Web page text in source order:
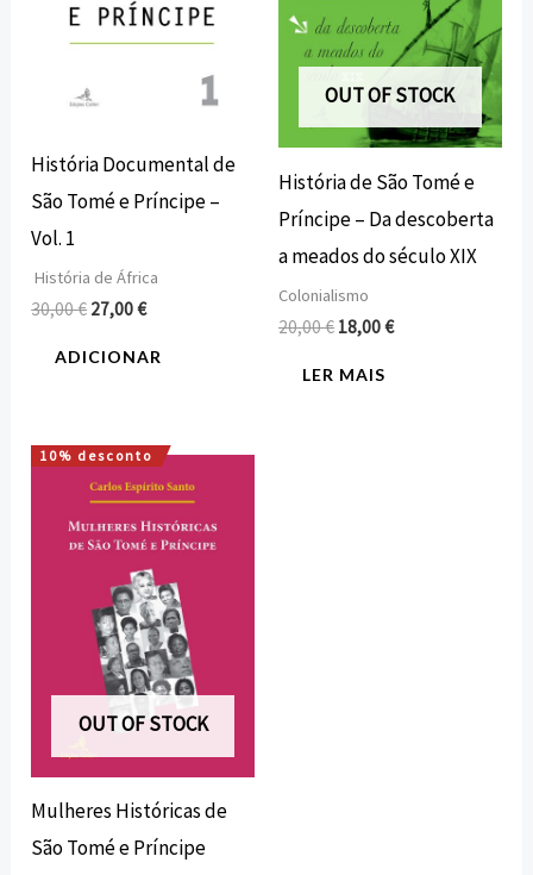
História Documental de
São Tomé e Príncipe –
Vol. 1
História de África
30,00€ 27,00€
ADICIONAR
OUT OF STOCK
História de São Tomé e
Príncipe – Da descoberta
a meados do século XIX
Colonialismo
20,00€ 18,00€
LER MAIS
10% desconto
OUT OF STOCK
Mulheres Históricas de
São Tomé e Príncipe
O
preço
original
era:
25,00 €.
O
preço
atual
é:
22,50 €.